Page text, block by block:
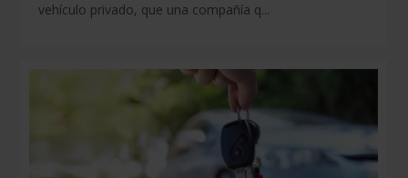
vehículo privado, que una compañía q...